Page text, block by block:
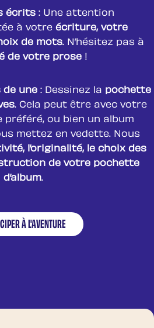
écrits : Une attention
à votre écriture, votre
de mots. N’hésitez pas à
de votre prose !
de une : Dessinez la pochette
. Cela peut être avec votre
ou bien un album
mettez en vedette. Nous
l’originalité, le choix des
de votre pochette
d’album.
À L'AVENTURE